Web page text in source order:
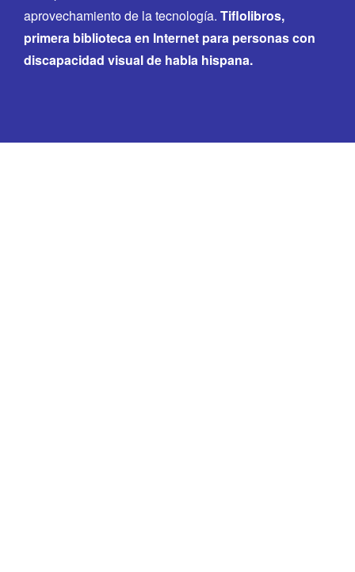
aprovechamiento de la tecnología. Tiflolibros,
primera biblioteca en Internet para personas con
discapacidad visual de habla hispana.